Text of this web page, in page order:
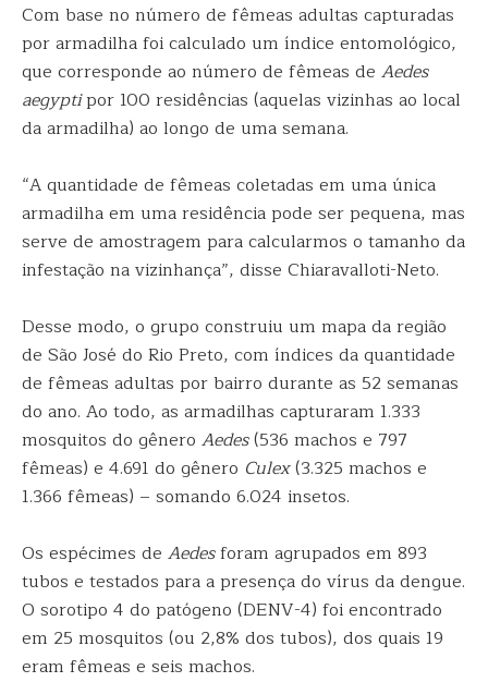
Com base no número de fêmeas adultas capturadas
por armadilha foi calculado um índice entomológico,
que corresponde ao número de fêmeas de Aedes
aegyptipor 100 residências (aquelas vizinhas ao local
da armadilha) ao longo de uma semana.
“A quantidade de fêmeas coletadas em uma única
armadilha em uma residência pode ser pequena, mas
serve de amostragem para calcularmos o tamanho da
infestação na vizinhança”, disse Chiaravalloti-Neto.
Desse modo, o grupo construiu um mapa da região
de São José do Rio Preto, com índices da quantidade
de fêmeas adultas por bairro durante as 52 semanas
do ano. Ao todo, as armadilhas capturaram 1.333
mosquitos do gênero Aedes(536 machos e 797
fêmeas) e 4.691 do gênero Culex(3.325 machos e
1.366 fêmeas) – somando 6.024 insetos.
Os espécimes de Aedesforam agrupados em 893
tubos e testados para a presença do vírus da dengue.
O sorotipo 4 do patógeno (DENV-4) foi encontrado
em 25 mosquitos (ou 2,8% dos tubos), dos quais 19
eram fêmeas e seis machos.